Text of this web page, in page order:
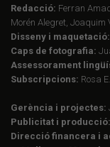
Redacció: Ferran
Morén Alegret, Joaquim
Disseny i maquetació:
Caps de fotografia:
Assessorament
Subscripcions: Rosa
Gerència i projectes:
Publicitat i producció:
Direcció financera i